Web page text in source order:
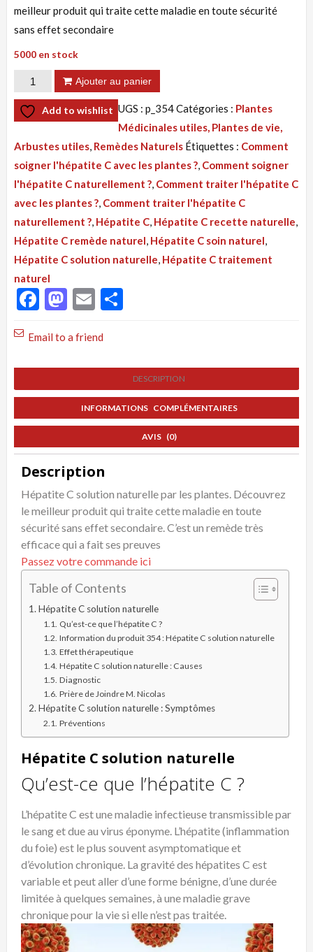
meilleur produit qui traite cette maladie en toute sécurité
sans effet secondaire
5000 en stock
quantité
de
Tisane
:
Hépatite
C,
Solution
Naturelle
Par
Les
Plantes
Ajouter au panier
Add to wishlist UGS : p_354Catégories : Plantes
Médicinales utiles, Plantes de vie,
Arbustes utiles, Remèdes Naturels Étiquettes : Comment
soigner l'hépatite C avec les plantes ?, Comment soigner
l'hépatite C naturellement ?, Comment traiter l'hépatite C
avec les plantes ?, Comment traiter l'hépatite C
naturellement ?, Hépatite C, Hépatite C recette naturelle,
Hépatite C remède naturel, Hépatite C soin naturel,
Hépatite C solution naturelle, Hépatite C traitement
naturel
Facebook
Mastodon
Email
Email to a friend
DESCRIPTION
INFORMATIONS COMPLÉMENTAIRES
AVIS (0)
Description
Hépatite C solution naturelle par les plantes. Découvrez
le meilleur produit qui traite cette maladie en toute
sécurité sans effet secondaire. C’est un remède très
efficace qui a fait ses preuves
Passez votre commande ici
Table of Contents
Hépatite C solution naturelle
Qu’est-ce que l’hépatite C ?
Information du produit 354 : Hépatite C solution naturelle
Effet thérapeutique
Hépatite C solution naturelle : Causes
Diagnostic
Prière de Joindre M. Nicolas
Hépatite C solution naturelle : Symptômes
Préventions
Hépatite C solution naturelle
Qu’est-ce que l’hépatite C ?
L’hépatite C est une maladie infectieuse transmissible par
le sang et due au virus éponyme. L’hépatite (inflammation
du foie) est le plus souvent asymptomatique et
d’évolution chronique. La gravité des hépatites C est
variable et peut aller d’une forme bénigne, d’une durée
limitée à quelques semaines, à une maladie grave
chronique pour la vie si elle n’est pas traitée.